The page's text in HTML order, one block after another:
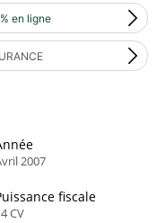
en ligne
2007
fiscale
CV